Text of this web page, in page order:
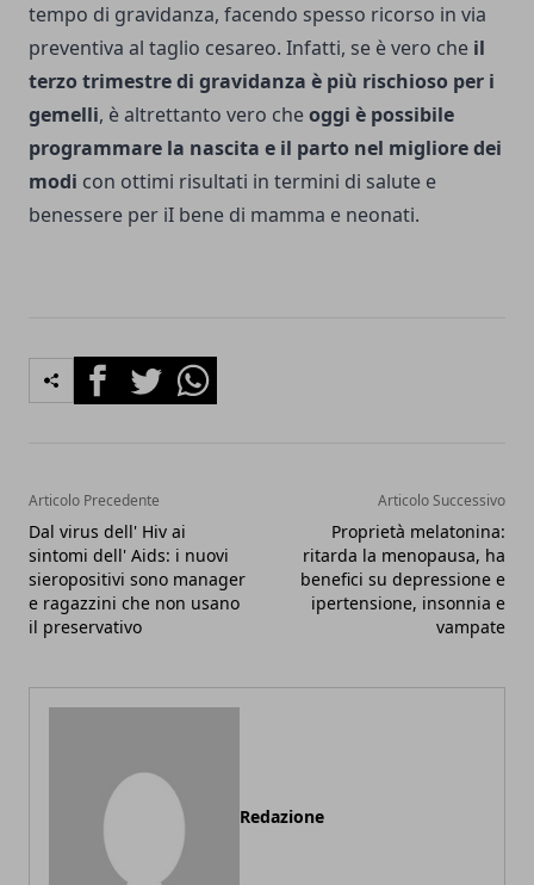
tempo di gravidanza, facendo spesso ricorso in via
preventiva al taglio cesareo. Infatti, se è vero che il
terzo trimestre di gravidanza è più rischioso per i
gemelli, è altrettanto vero cheoggi è possibile
programmare la nascita e il parto nel migliore dei
modi con ottimi risultati in termini di salute e
benessere per iI bene di mamma e neonati.
FacebookTwitterWhatsapp
Articolo Precedente
Dal virus dell' Hiv ai
sintomi dell' Aids: i nuovi
sieropositivi sono manager
e ragazzini che non usano
il preservativo
Articolo Successivo
Proprietà melatonina:
ritarda la menopausa, ha
benefici su depressione e
ipertensione, insonnia e
vampate
Redazione